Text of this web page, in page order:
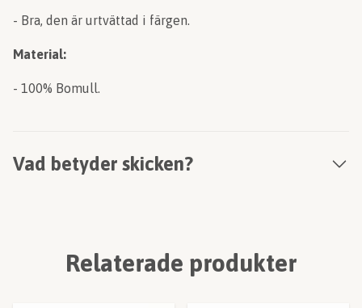
- Bra, den är urtvättad i färgen.
Material:
- 100% Bomull.
Vad betyder skicken?
Relaterade produkter